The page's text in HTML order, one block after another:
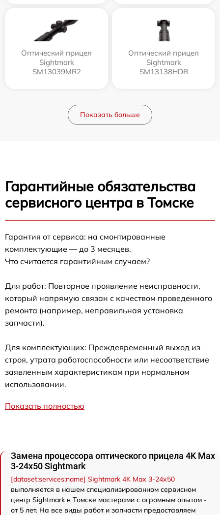
Оптический прицел
Sightmark
SM13039MR2
Оптический прицел
Sightmark
SM13138HDR
Показать больше
Гарантийные обязательства
сервисного центра в Томске
Гарантия от сервиса: на смонтированные
комплектующие — до 3 месяцев.
Что считается гарантийным случаем?
Для работ: Повторное проявление неисправности,
который напрямую связан с качеством проведенного
ремонта (например, неправильная установка
запчасти).
Для комплектующих: Преждевременный выход из
строя, утрата работоспособности или несоответствие
заявленным характеристикам при нормальном
использовании.
Показать полностью
Замена процессора оптического прицела 4K Max
3-24x50 Sightmark
[dataset:services:name] Sightmark 4K Max 3-24x50
выполняется в нашем специализированном сервисном
центр Sightmark в Томске мастерами с огромным опытом -
от 5 лет. На все виды работ и запчасти предоставляем